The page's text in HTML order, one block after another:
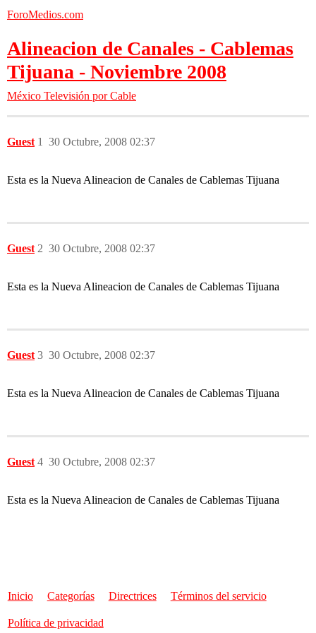
ForoMedios.com
Alineacion de Canales - Cablemas
Tijuana - Noviembre 2008
México Televisión por Cable
Guest 30 Octubre, 2008 02:37
1
Esta es la Nueva Alineacion de Canales de Cablemas Tijuana
Guest 30 Octubre, 2008 02:37
2
Esta es la Nueva Alineacion de Canales de Cablemas Tijuana
Guest 30 Octubre, 2008 02:37
3
Esta es la Nueva Alineacion de Canales de Cablemas Tijuana
Guest 30 Octubre, 2008 02:37
4
Esta es la Nueva Alineacion de Canales de Cablemas Tijuana
Inicio Categorías Directrices Términos del servicio
Política de privacidad